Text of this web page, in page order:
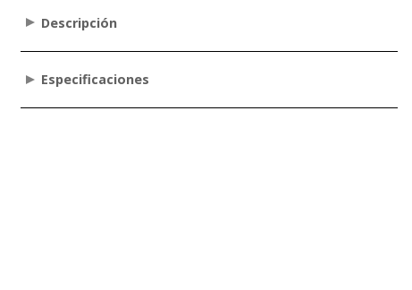
Descripción
Especificaciones